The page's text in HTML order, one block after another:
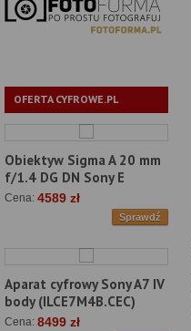
OFERTA CYFROWE.PL
Obiektyw Sigma A 20 mm
f/1.4 DG DN Sony E
Cena: 4589 zł
Sprawdź
Aparat cyfrowy Sony A7 IV
body (ILCE7M4B.CEC)
Cena: 8499 zł